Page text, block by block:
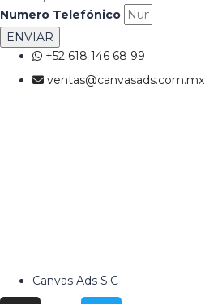
Numero Telefónico
ENVIAR
+52 618 146 68 99
ventas@canvasads.com.mx
Canvas Ads S.C